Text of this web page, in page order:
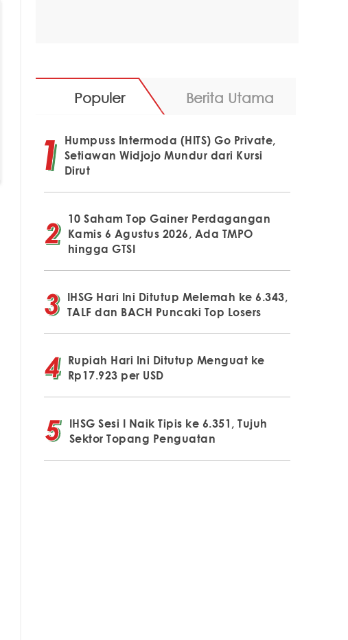
Populer Berita Utama
Humpuss Intermoda (HITS) Go Private,
Setiawan Widjojo Mundur dari Kursi
Dirut
10 Saham Top Gainer Perdagangan
Kamis 6 Agustus 2026, Ada TMPO
hingga GTSI
IHSG Hari Ini Ditutup Melemah ke 6.343,
TALF dan BACH Puncaki Top Losers
Rupiah Hari Ini Ditutup Menguat ke
Rp17.923 per USD
IHSG Sesi I Naik Tipis ke 6.351, Tujuh
Sektor Topang Penguatan